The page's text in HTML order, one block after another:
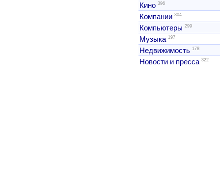
Кино 396
Компании 304
Компьютеры 299
Музыка 197
Недвижимость 178
Новости и пресса 322